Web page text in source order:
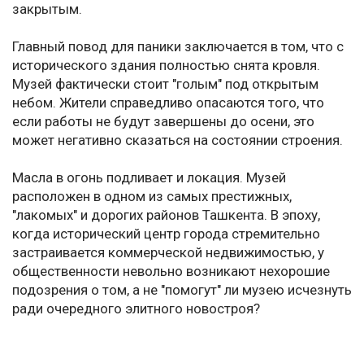
закрытым.
Главный повод для паники заключается в том, что с
исторического здания полностью снята кровля.
Музей фактически стоит "голым" под открытым
небом. Жители справедливо опасаются того, что
если работы не будут завершены до осени, это
может негативно сказаться на состоянии строения.
Масла в огонь подливает и локация. Музей
расположен в одном из самых престижных,
"лакомых" и дорогих районов Ташкента. В эпоху,
когда исторический центр города стремительно
застраивается коммерческой недвижимостью, у
общественности невольно возникают нехорошие
подозрения о том, а не "помогут" ли музею исчезнуть
ради очередного элитного новостроя?